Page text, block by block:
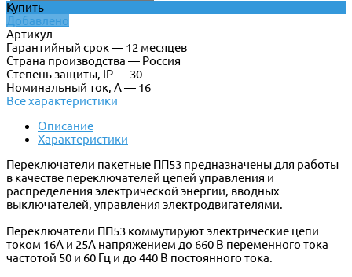
Купить
Добавлено
Артикул —
Гарантийный срок — 12 месяцев
Страна производства — Россия
Степень защиты, IP — 30
Номинальный ток, А — 16
Все характеристики
Описание
Характеристики
Переключатели пакетные ПП53 предназначены для работы
в качестве переключателей цепей управления и
распределения электрической энергии, вводных
выключателей, управления электродвигателями.
Переключатели ПП53 коммутируют электрические цепи
током 16А и 25А напряжением до 660 В переменного тока
частотой 50 и 60 Гц и до 440 В постоянного тока.